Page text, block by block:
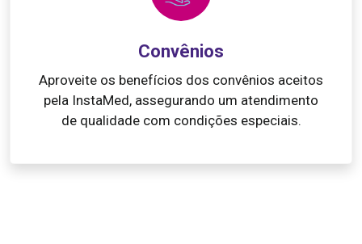
Convênios
Aproveite os benefícios dos convênios aceitos
pela InstaMed, assegurando um atendimento
de qualidade com condições especiais.